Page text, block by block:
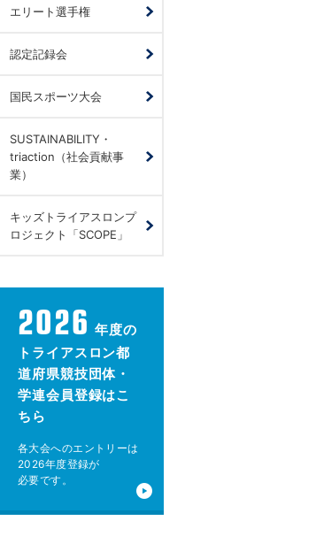
エリート選手権
認定記録会
国民スポーツ大会
SUSTAINABILITY・
triaction（社会貢献事
業）
キッズトライアスロンプ
ロジェクト「SCOPE」
2026 年度の
トライアスロン都
道府県競技団体・
学連会員登録はこ
ちら
各大会へのエントリーは
2026年度登録が
必要です。